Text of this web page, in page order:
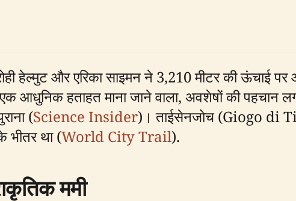
हेल्मुट और एरिका साइमन ने 3,210 मीटर की ऊंचाई
हताहत माना जाने वाला, अवशेषों की पहचान
(Science Insider)। ताईसेनजोच (Giogo di
भीतर था (World City Trail).
ममी